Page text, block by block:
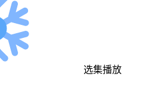
选集播放